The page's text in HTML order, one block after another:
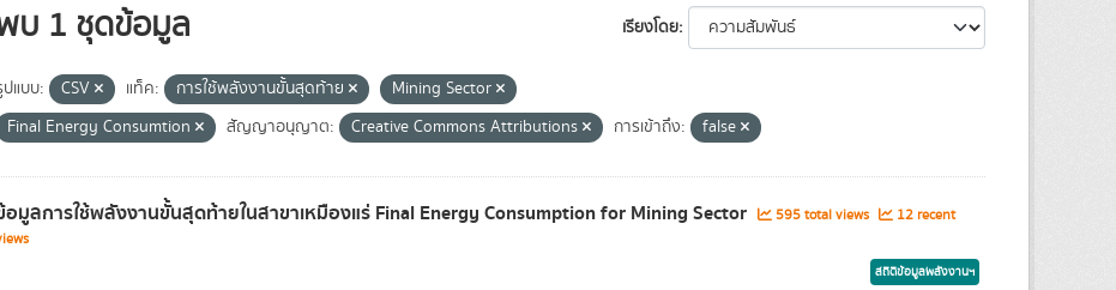
เรียงโดย
บ 1 ชุดข้อมูล
ปแบบ: CSV แท็ค: การใช้พลังงานขั้นสุดท้าย
Mining Sector
Final Energy Consumtion
สัญญาอนุญาต: Creative Commons Attributions การเข้าถึง: false
อมูลการใช้พลังงานขั้นสุดท้ายในสาขาเหมืองแร่ Final Energy Consumption for Mining Sector 595 total views
12 recent
สถิติข้อมูลพลังงานฯ